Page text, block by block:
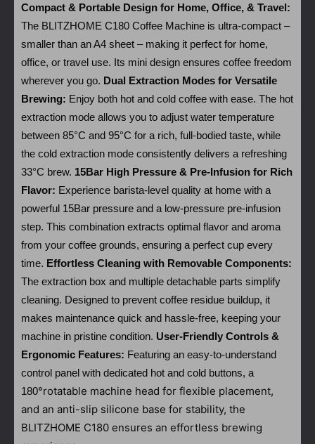
Compact & Portable Design for Home, Office, & Travel:
The BLITZHOME C180 Coffee Machine is ultra-compact –
smaller than an A4 sheet – making it perfect for home,
office, or travel use. Its mini design ensures coffee freedom
wherever you go. Dual Extraction Modes for Versatile
Brewing: Enjoy both hot and cold coffee with ease. The hot
extraction mode allows you to adjust water temperature
between 85°C and 95°C for a rich, full-bodied taste, while
the cold extraction mode consistently delivers a refreshing
33°C brew. 15Bar High Pressure & Pre-Infusion for Rich
Flavor: Experience barista-level quality at home with a
powerful 15Bar pressure and a low-pressure pre-infusion
step. This combination extracts optimal flavor and aroma
from your coffee grounds, ensuring a perfect cup every
time. Effortless Cleaning with Removable Components:
The extraction box and multiple detachable parts simplify
cleaning. Designed to prevent coffee residue buildup, it
makes maintenance quick and hassle-free, keeping your
machine in pristine condition. User-Friendly Controls &
Ergonomic Features: Featuring an easy-to-understand
control panel with dedicated hot and cold buttons, a
180°rotatable machine head for flexible placement,
and an anti-slip silicone base for stability, the
BLITZHOME C180 ensures an effortless brewing